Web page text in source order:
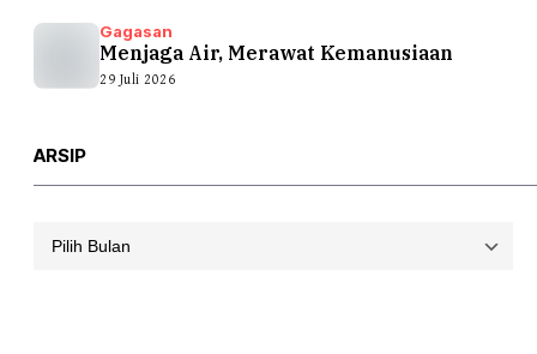
Gagasan
Menjaga Air, Merawat Kemanusiaan
29 Juli 2026
ARSIP